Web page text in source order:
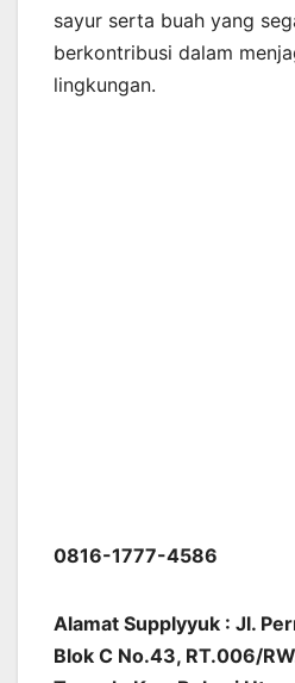
sayur serta buah yang
berkontribusi dalam
lingkungan.
0816-1777-4586
Alamat Supplyyuk : Jl.
Blok C No.43, RT.006/